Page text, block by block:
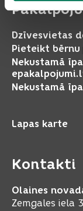
Dzīvesvietas
Pieteikt
Nekustamā
Nekustamā
Lapas karte
Kontakti
Olaines
Zemgales iela